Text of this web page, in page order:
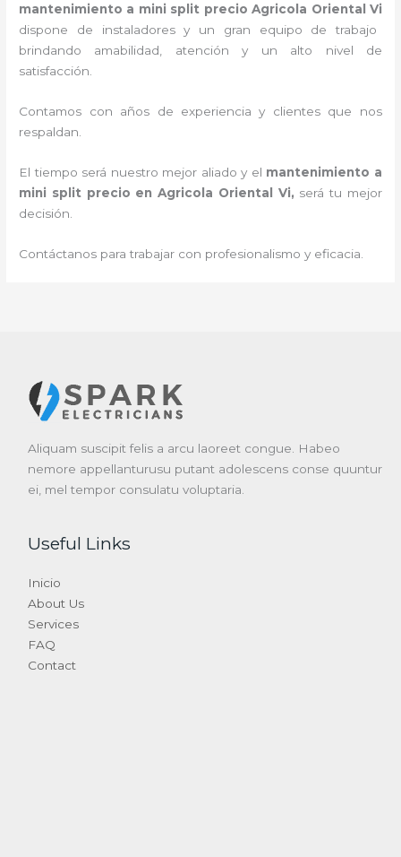
mantenimiento a mini split precio Agricola Oriental Vi
dispone de instaladores y un gran equipo de trabajo
brindando amabilidad, atención y un alto nivel de
satisfacción.
Contamos con años de experiencia y clientes que nos
respaldan.
El tiempo será nuestro mejor aliado y el mantenimiento a
mini split precio en Agricola Oriental Vi, será tu mejor
decisión.
Contáctanos para trabajar con profesionalismo y eficacia.
Aliquam suscipit felis a arcu laoreet congue. Habeo
nemore appellanturusu putant adolescens conse quuntur
ei, mel tempor consulatu voluptaria.
Useful Links
Inicio
About Us
Services
FAQ
Contact